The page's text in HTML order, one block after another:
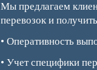
Мы предлагаем
перевозок и
• Оперативность
• Учет специфики